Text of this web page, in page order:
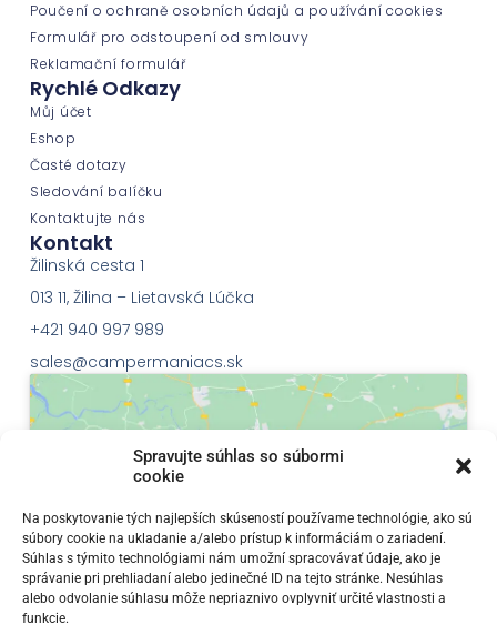
Spravujte súhlas so súbormi
cookie
Na poskytovanie tých najlepších skúseností používame technológie, ako sú
súbory cookie na ukladanie a/alebo prístup k informáciám o zariadení.
Súhlas s týmito technológiami nám umožní spracovávať údaje, ako je
správanie pri prehliadaní alebo jedinečné ID na tejto stránke. Nesúhlas
alebo odvolanie súhlasu môže nepriaznivo ovplyvniť určité vlastnosti a
funkcie.
Poučení o ochraně osobních údajů a používání cookies
Formulář pro odstoupení od smlouvy
Reklamační formulář
Rychlé Odkazy
Můj účet
Eshop
Časté dotazy
Sledování balíčku
Kontaktujte nás
Kontakt
Žilinská cesta 1
013 11, Žilina – Lietavská Lúčka
+421 940 997 989
sales@campermaniacs.sk
Klepnutím přijměte marketingové soubory
cookie a povolte tento obsah